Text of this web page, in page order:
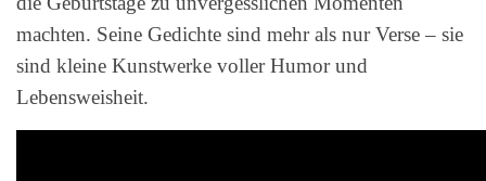
machten. Seine Gedichte sind mehr als nur Verse – sie
sind kleine Kunstwerke voller Humor und
Lebensweisheit.